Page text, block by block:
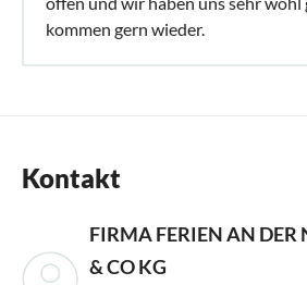
kommen gern wieder.
Kontakt
FIRMA FERIEN AN DER
& CO KG